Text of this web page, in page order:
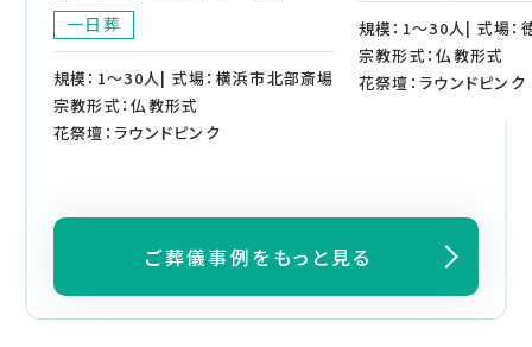
一日葬
規模：1～30人| 式場：横浜市北部斎場
宗教形式：仏教形式
花祭壇：ラウンドピンク
規模：1～30人| 式場：
宗教形式：仏教形式
花祭壇：ラウンドピンク
ご葬儀事例をもっと見る